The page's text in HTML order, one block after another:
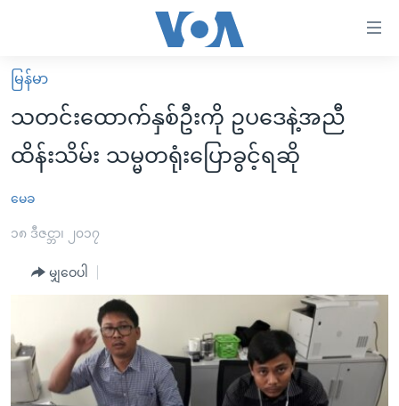
လွယ်ကူ
စေ
သည့်
များ
ပင်မ
ကြည့်
ရန်
ပင်မ
မူလစာမျက်နှာ
မြန်မာ
ကမ္ဘာ့သတင်းများ
အစ္စရေး-ပါလက်စတိုင်း
အင်္ဂလိပ်စာလေ့လာမယ်
အမေရိကန်သုံးအီဒီယံ
မကြေးမုံရဲ့ အင်္ဂလိပ်စာ
ရုပ်ရှင်ထဲက အင်္ဂလိပ်စာ
အပတ်စဉ်ကဏ္ဍများ
ရေဒီယို
တီဗွီ
ရေဒီယိုနှင့်ရုပ်သံ အချက်အလက်များ
ရေဒီယို/တီဗွီအစီအစဉ်
မြန်မာ
သတင်းထောက်နှစ်ဦးကို ဥပဒေနဲ့အညီ
ထိန်းသိမ်း သမ္မတရုံးပြောခွင့်ရဆို
မေခ
၁၈ ဒီဇင္ဘာ၊ ၂၀၁၇
မျှဝေပါ